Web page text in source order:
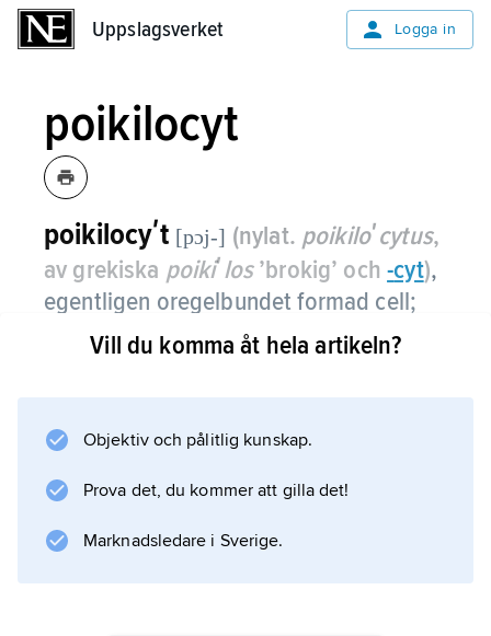
Uppslagsverket Logga in
poikilocyt
poikilocyʹt [pɔj-] (nylat. poikiloʹcytus,
av grekiska poikiʹlos’brokig’ och-cyt),
egentligen oregelbundet formad cell;
vanligen avses sjukligt förändrade, inte
Ökat antal poikilocyter,
poikilocytos
, är ett tecken på störd blodbildning. Hög grad
av poikilocytos förekommer t.ex. vid
Vill du komma åt hela artikeln?
Objektiv och pålitlig kunskap.
Prova det, du kommer att gilla det!
Marknadsledare i Sverige.